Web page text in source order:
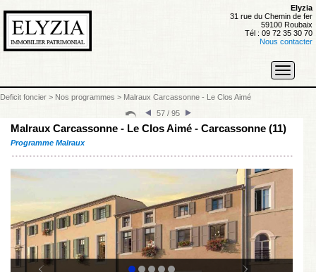
Elyzia
31 rue du Chemin de fer
59100 Roubaix
Tél : 09 72 35 30 70
Nous contacter
Toggle
Deficit foncier > Nos programmes > Malraux Carcassonne - Le Clos Aimé
57 / 95
Malraux Carcassonne - Le Clos Aimé - Carcassonne (11)
Programme Malraux